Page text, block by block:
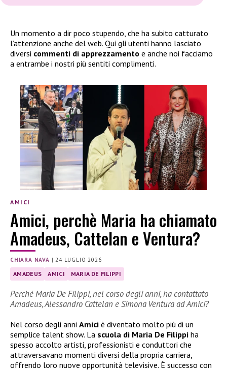
Un momento a dir poco stupendo, che ha subito catturato
l’attenzione anche del web. Qui gli utenti hanno lasciato
diversi commenti di apprezzamento e anche noi facciamo
a entrambe i nostri più sentiti complimenti.
AMICI
Amici, perchè Maria ha chiamato
Amadeus, Cattelan e Ventura?
CHIARA NAVA | 24 LUGLIO 2026
AMADEUS AMICI MARIA DE FILIPPI
Perché Maria De Filippi, nel corso degli anni, ha contattato
Amadeus, Alessandro Cattelan e Simona Ventura ad Amici?
Nel corso degli anni Amici è diventato molto più di un
semplice talent show. La scuola di Maria De Filippi ha
spesso accolto artisti, professionisti e conduttori che
attraversavano momenti diversi della propria carriera,
offrendo loro nuove opportunità televisive. È successo con